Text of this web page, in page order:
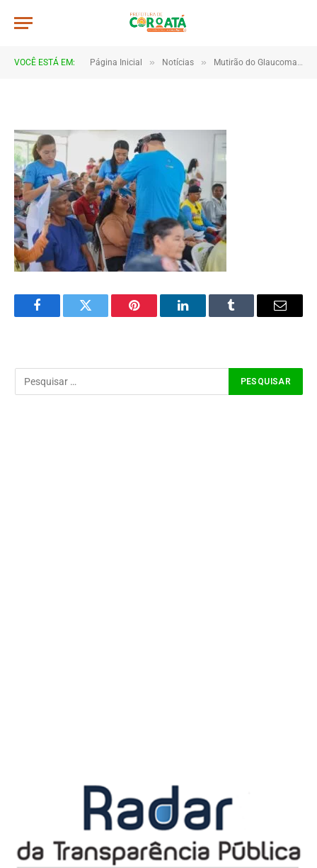
VOCÊ ESTÁ EM: Página Inicial » Notícias » Mutirão do Glaucoma reforça prevenção e cuidado com a saúde visual em Coroatá
JWR_9524
FacebookTwitter Pinterest LinkedInTumblr Email